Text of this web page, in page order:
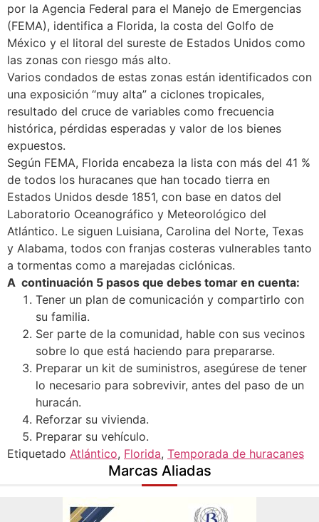
por la Agencia Federal para el Manejo de Emergencias
(FEMA), identifica a Florida, la costa del Golfo de
México y el litoral del sureste de Estados Unidos como
las zonas con riesgo más alto.
Varios condados de estas zonas están identificados con
una exposición “muy alta” a ciclones tropicales,
resultado del cruce de variables como frecuencia
histórica, pérdidas esperadas y valor de los bienes
expuestos.
Según FEMA, Florida encabeza la lista con más del 41 %
de todos los huracanes que han tocado tierra en
Estados Unidos desde 1851, con base en datos del
Laboratorio Oceanográfico y Meteorológico del
Atlántico. Le siguen Luisiana, Carolina del Norte, Texas
y Alabama, todos con franjas costeras vulnerables tanto
a tormentas como a marejadas ciclónicas.
A continuación 5 pasos que debes tomar en cuenta:
Tener un plan de comunicación y compartirlo con
su familia.
Ser parte de la comunidad, hable con sus vecinos
sobre lo que está haciendo para prepararse.
Preparar un kit de suministros, asegúrese de tener
lo necesario para sobrevivir, antes del paso de un
huracán.
Reforzar su vivienda.
Preparar su vehículo.
Etiquetado Atlántico, Florida, Temporada de huracanes
Marcas Aliadas